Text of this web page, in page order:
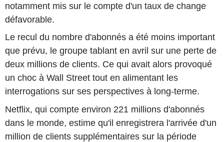
notamment mis sur le compte d'un taux de change
défavorable.
Le recul du nombre d'abonnés a été moins important
que prévu, le groupe tablant en avril sur une perte de
deux millions de clients. Ce qui avait alors provoqué
un choc à Wall Street tout en alimentant les
interrogations sur ses perspectives à long-terme.
Netflix, qui compte environ 221 millions d'abonnés
dans le monde, estime qu'il enregistrera l'arrivée d'un
million de clients supplémentaires sur la période